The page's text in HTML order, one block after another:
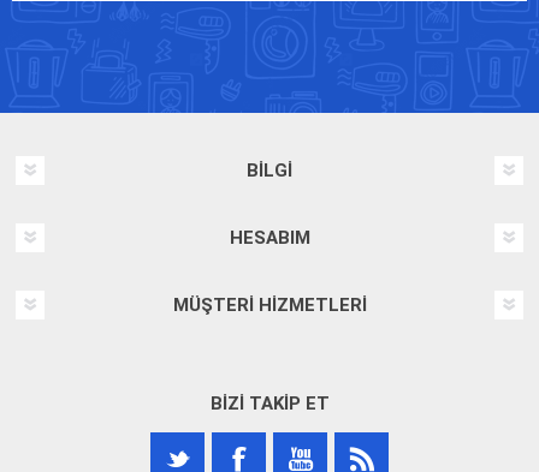
BILGI
HESABIM
MÜŞTERI HIZMETLERI
BIZI TAKIP ET